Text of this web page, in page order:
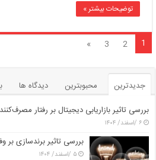
توضیحات بیشتر »
1
2
3
»
جدیدترین محبوبترین دیدگاه ها
بررسی تاثیر بازاریابی دیجیتال بر رفتار
۶ /اسفند/ ۱۴۰۴
بررسی تاثیر برندسازی بر
۵ /اسفند/ ۱۴۰۴